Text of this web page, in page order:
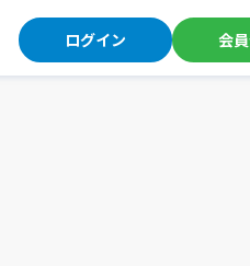
ログイン 会